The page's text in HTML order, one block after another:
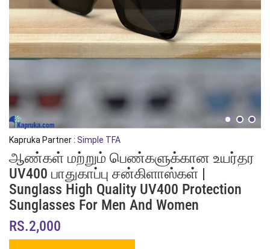
Kapruka Partner : Simple TFA
ஆண்கள் மற்றும் பெண்களுக்கான உயர்தர
UV400 பாதுகாப்பு சன்கிளாஸ்கள் |
Sunglass High Quality UV400 Protection
Sunglasses For Men And Women
RS.2,000